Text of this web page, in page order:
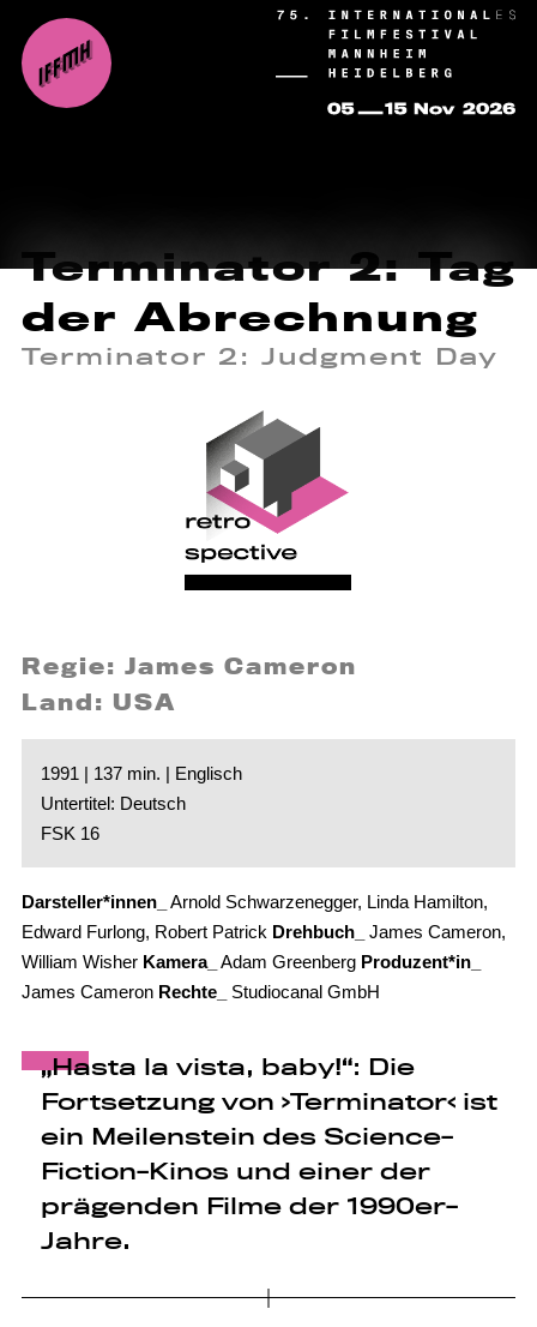
Terminator 2: Tag
der Abrechnung
Terminator 2: Judgment Day
Regie: James Cameron
Land: USA
1991 | 137 min. | Englisch
Untertitel: Deutsch
FSK 16
Darsteller*innen_
Arnold Schwarzenegger, Linda Hamilton,
Edward Furlong, Robert Patrick Drehbuch_
James Cameron,
William Wisher Kamera_ Adam Greenberg Produzent*in_
James Cameron Rechte_ Studiocanal GmbH
„Hasta la vista, baby!“: Die
Fortsetzung von ›Terminator‹ ist
ein Meilenstein des Science-
Fiction-Kinos und einer der
prägenden Filme der 1990er-
Jahre.